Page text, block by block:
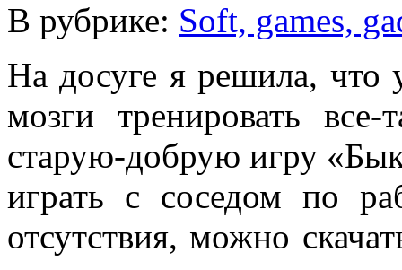
В рубрике: Soft, games,
На досуге я решила, что
мозги тренировать
старую-добрую игру
играть с соседом по
отсутствия, можно